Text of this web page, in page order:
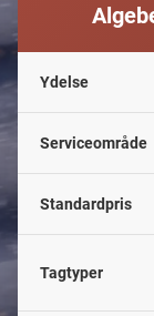
Ydelse
Serviceområde
Standardpris
Tagtyper